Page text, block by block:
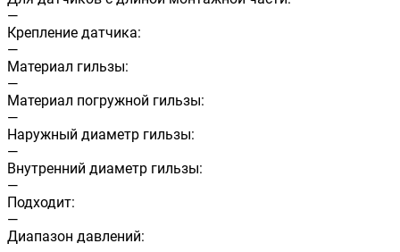
—
Крепление датчика:
—
Материал гильзы:
—
Материал погружной гильзы:
—
Наружный диаметр гильзы:
—
Внутренний диаметр гильзы:
—
Подходит:
—
Диапазон давлений: